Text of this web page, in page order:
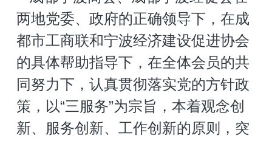
两地党委、政府的正确领导下，在成
都市工商联和宁波经济建设促进协会
的具体帮助指导下，在全体会员的共
同努力下，认真贯彻落实党的方针政
策，以“三服务”为宗旨，本着观念创
新、服务创新、工作创新的原则，突